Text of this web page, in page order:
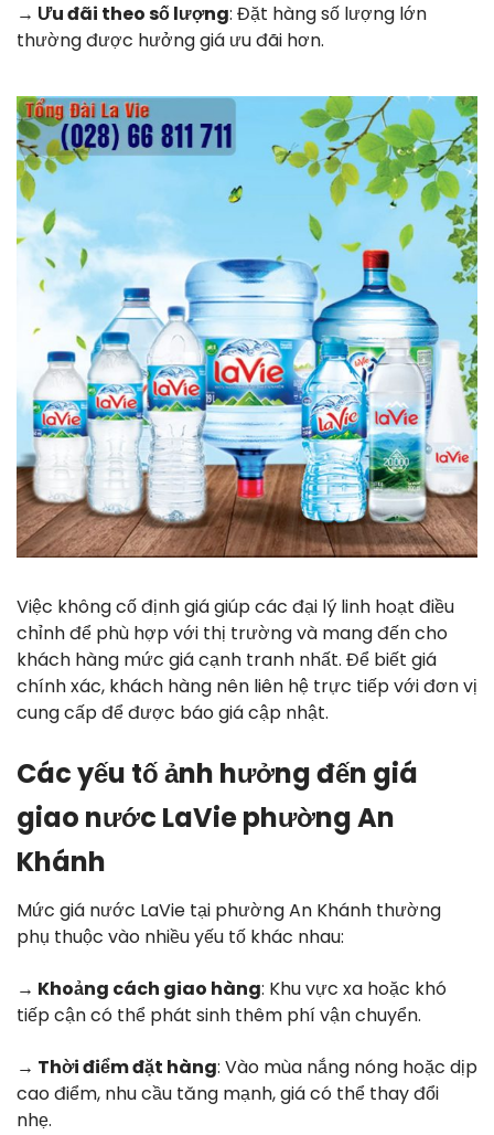
→ Ưu đãi theo số lượng: Đặt hàng số lượng lớn
thường được hưởng giá ưu đãi hơn.
Việc không cố định giá giúp các đại lý linh hoạt điều
chỉnh để phù hợp với thị trường và mang đến cho
khách hàng mức giá cạnh tranh nhất. Để biết giá
chính xác, khách hàng nên liên hệ trực tiếp với đơn vị
cung cấp để được báo giá cập nhật.
Các yếu tố ảnh hưởng đến giá
giao nước LaVie phường An
Khánh
Mức giá nước LaVie tại phường An Khánh thường
phụ thuộc vào nhiều yếu tố khác nhau:
→ Khoảng cách giao hàng: Khu vực xa hoặc khó
tiếp cận có thể phát sinh thêm phí vận chuyển.
→ Thời điểm đặt hàng: Vào mùa nắng nóng hoặc dịp
cao điểm, nhu cầu tăng mạnh, giá có thể thay đổi
nhẹ.